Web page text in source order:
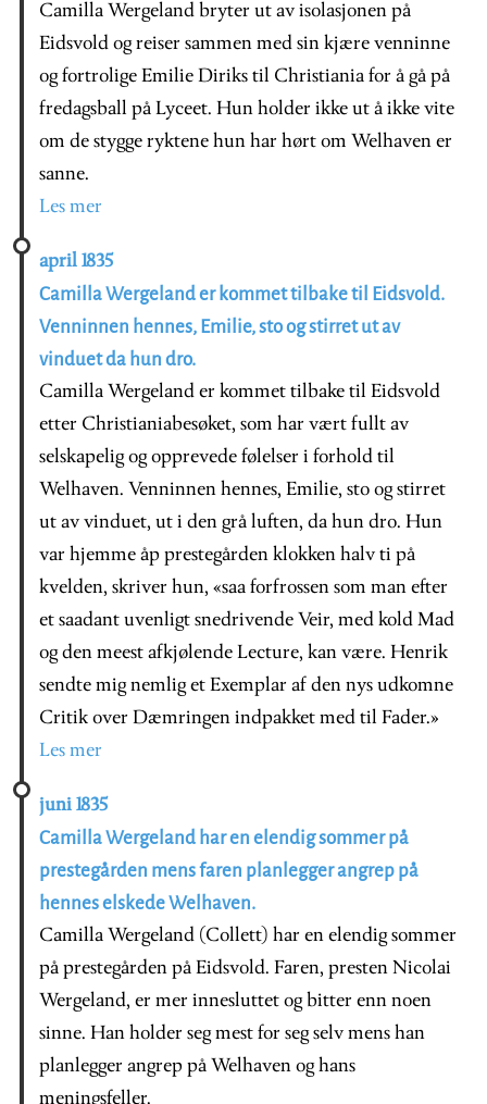
Camilla Wergeland bryter ut av isolasjonen på
Eidsvold og reiser sammen med sin kjære venninne
og fortrolige Emilie Diriks til Christiania for å gå på
fredagsball på Lyceet. Hun holder ikke ut å ikke vite
om de stygge ryktene hun har hørt om Welhaven er
sanne.
Les mer
april 1835
Camilla Wergeland er kommet tilbake til Eidsvold.
Venninnen hennes, Emilie, sto og stirret ut av
vinduet da hun dro.
Camilla Wergeland er kommet tilbake til Eidsvold
etter Christianiabesøket, som har vært fullt av
selskapelig og opprevede følelser i forhold til
Welhaven. Venninnen hennes, Emilie, sto og stirret
ut av vinduet, ut i den grå luften, da hun dro. Hun
var hjemme åp prestegården klokken halv ti på
kvelden, skriver hun, «saa forfrossen som man efter
et saadant uvenligt snedrivende Veir, med kold Mad
og den meest afkjølende Lecture, kan være. Henrik
sendte mig nemlig et Exemplar af den nys udkomne
Critik over Dæmringen indpakket med til Fader.»
Les mer
juni 1835
Camilla Wergeland har en elendig sommer på
prestegården mens faren planlegger angrep på
hennes elskede Welhaven.
Camilla Wergeland (Collett) har en elendig sommer
på prestegården på Eidsvold. Faren, presten Nicolai
Wergeland, er mer innesluttet og bitter enn noen
sinne. Han holder seg mest for seg selv mens han
planlegger angrep på Welhaven og hans
meningsfeller.